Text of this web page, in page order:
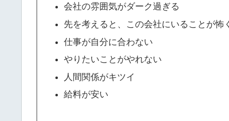
会社の雰囲気がダーク過ぎる
先を考えると、この会社にいることが怖
仕事が自分に合わない
やりたいことがやれない
人間関係がキツイ
給料が安い